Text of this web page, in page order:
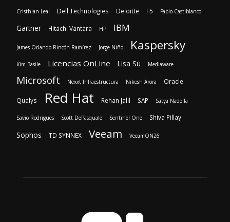
Cristhian Leal Dell Technologies Deloitte F5 Fabio Castiblanco
Gartner Hitachi Vantara HP IBM
James Orlando Rincón Ramírez Jorge Niño Kaspersky
Kim Basile Licencias OnLine Lisa Su Mediaware
Microsoft Nexxt Infraestructura Nikesh Arora Oracle
Qualys Red Hat Rehan Jalil SAP Satya Nadella
Savio Rodrigues Scott DePasquale Sentinel One Shiva Pillay
Sophos TD SYNNEX Veeam VeeamON26